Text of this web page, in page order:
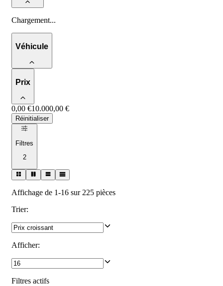
Chargement...
Véhicule
Prix
0,00 €10.000,00 €
Réinitialiser
Filtres
2
Affichage de 1-16 sur 225 pièces
Trier:
Afficher:
Filtres actifs